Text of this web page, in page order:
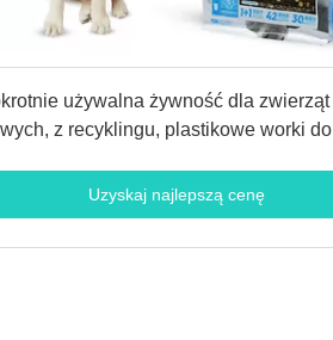
używalna żywność dla zwierząt
z recyklingu, plastikowe worki do
Uzyskaj najlepszą cenę